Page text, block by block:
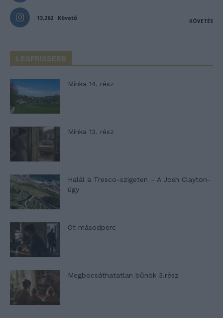
13,262 Követő KÖVETÉS
LEGFRISSEBB
Minka 14. rész
Minka 13. rész
Halál a Tresco-szigeten – A Josh Clayton-
ügy
Öt másodperc
Megbocsáthatatlan bűnök 3.rész